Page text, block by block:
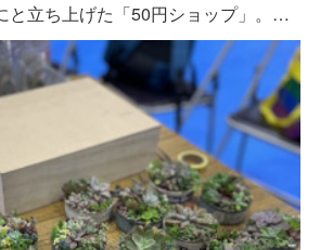
と立ち上げた「50円ショップ」。…